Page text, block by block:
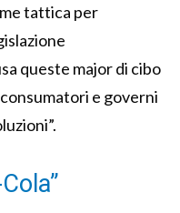
tattica per
queste major di cibo
e governi